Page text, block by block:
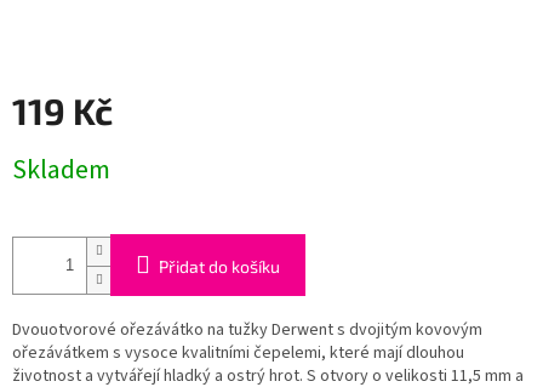
119 Kč
cena:
Skladem
Přidat do košíku
Dvouotvorové ořezávátko na tužky Derwent s dvojitým kovovým
ořezávátkem s vysoce kvalitními čepelemi, které mají dlouhou
životnost a vytvářejí hladký a ostrý hrot. S otvory o velikosti 11,5 mm a